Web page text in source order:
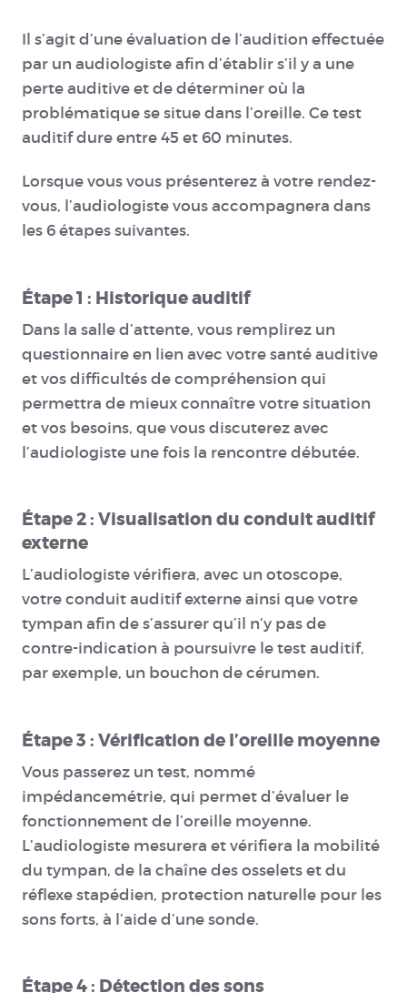
Il s’agit d’une évaluation de l’audition effectuée
par un audiologiste afin d’établir s’il y a une
perte auditive et de déterminer où la
problématique se situe dans l’oreille. Ce test
auditif dure entre 45 et 60 minutes.
Lorsque vous vous présenterez à votre rendez-
vous, l’audiologiste vous accompagnera dans
les 6 étapes suivantes.
Étape 1 : Historique auditif
Dans la salle d’attente, vous remplirez un
questionnaire en lien avec votre santé auditive
et vos difficultés de compréhension qui
permettra de mieux connaître votre situation
et vos besoins, que vous discuterez avec
l’audiologiste une fois la rencontre débutée.
Étape 2 : Visualisation du conduit auditif
externe
L’audiologiste vérifiera, avec un otoscope,
votre conduit auditif externe ainsi que votre
tympan afin de s’assurer qu’il n’y pas de
contre-indication à poursuivre le test auditif,
par exemple, un bouchon de cérumen.
Étape 3 : Vérification de l’oreille moyenne
Vous passerez un test, nommé
impédancemétrie, qui permet d’évaluer le
fonctionnement de l’oreille moyenne.
L’audiologiste mesurera et vérifiera la mobilité
du tympan, de la chaîne des osselets et du
réflexe stapédien, protection naturelle pour les
sons forts, à l’aide d’une sonde.
Étape 4 : Détection des sons